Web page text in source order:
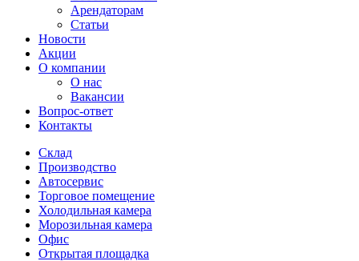
Арендаторам
Статьи
Новости
Акции
О компании
О нас
Вакансии
Вопрос-ответ
Контакты
Склад
Производство
Автосервис
Торговое помещение
Холодильная камера
Морозильная камера
Офис
Открытая площадка